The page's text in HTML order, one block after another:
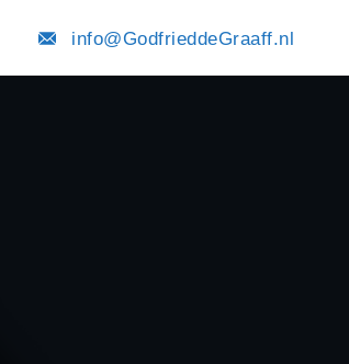
info@GodfrieddeGraaff.nl